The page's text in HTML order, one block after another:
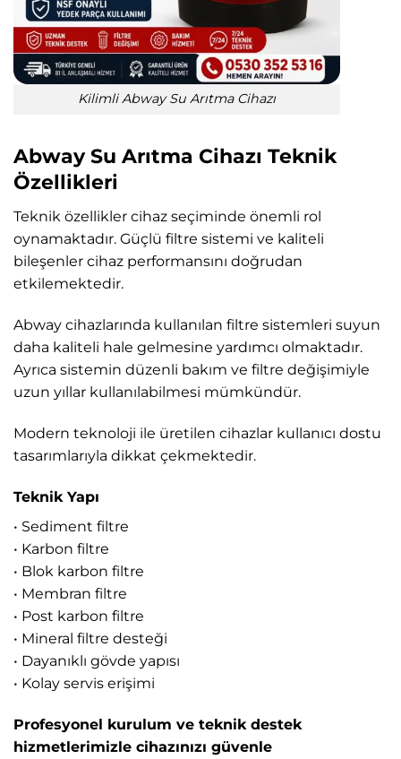
Kilimli Abway Su Arıtma Cihazı
Abway Su Arıtma Cihazı Teknik
Özellikleri
Teknik özellikler cihaz seçiminde önemli rol
oynamaktadır. Güçlü filtre sistemi ve kaliteli
bileşenler cihaz performansını doğrudan
etkilemektedir.
Abway cihazlarında kullanılan filtre sistemleri suyun
daha kaliteli hale gelmesine yardımcı olmaktadır.
Ayrıca sistemin düzenli bakım ve filtre değişimiyle
uzun yıllar kullanılabilmesi mümkündür.
Modern teknoloji ile üretilen cihazlar kullanıcı dostu
tasarımlarıyla dikkat çekmektedir.
Teknik Yapı
• Sediment filtre
• Karbon filtre
• Blok karbon filtre
• Membran filtre
• Post karbon filtre
• Mineral filtre desteği
• Dayanıklı gövde yapısı
• Kolay servis erişimi
Profesyonel kurulum ve teknik destek
hizmetlerimizle cihazınızı güvenle